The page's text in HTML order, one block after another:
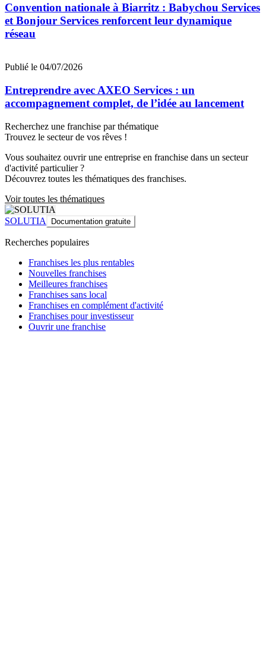
Convention nationale à Biarritz : Babychou Services
et Bonjour Services renforcent leur dynamique
réseau
Publié le 04/07/2026
Entreprendre avec AXEO Services : un
accompagnement complet, de l’idée au lancement
Recherchez une franchise par thématique
Trouvez le secteur de vos rêves !
Vous souhaitez ouvrir une entreprise en franchise dans un secteur
d'activité particulier ?
Découvrez toutes les thématiques des franchises.
Voir toutes les thématiques
SOLUTIA Documentation gratuite
Recherches populaires
Franchises les plus rentables
Nouvelles franchises
Meilleures franchises
Franchises sans local
Franchises en complément d'activité
Franchises pour investisseur
Ouvrir une franchise